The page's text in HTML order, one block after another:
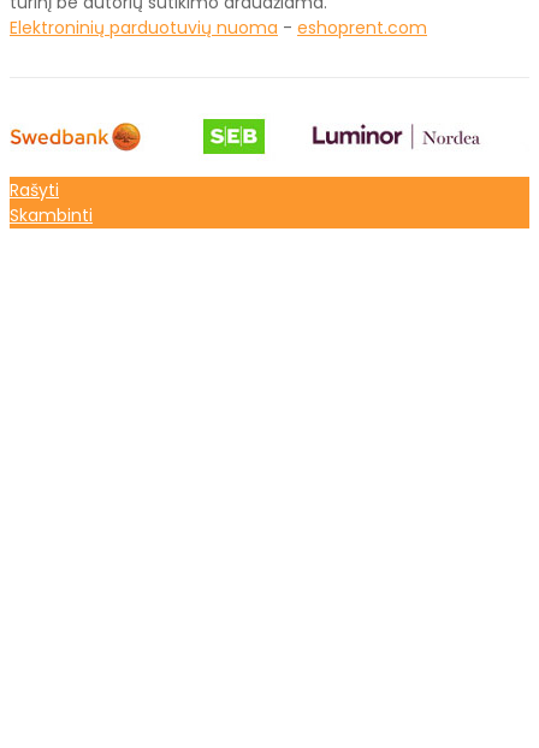
Elektroninių parduotuvių nuoma - eshoprent.com
Rašyti
Skambinti